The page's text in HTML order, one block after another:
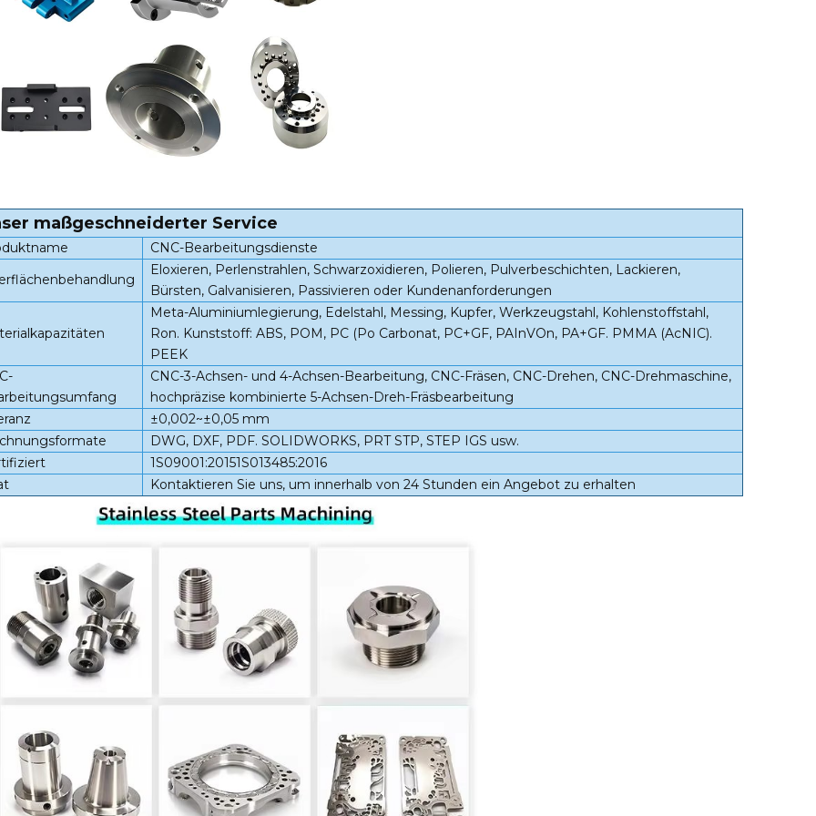
maßgeschneiderter Service
CNC-Bearbeitungsdienste
Eloxieren, Perlenstrahlen, Schwarzoxidieren, Polieren, Pulverbeschichten, Lackieren,
Bürsten, Galvanisieren, Passivieren oder Kundenanforderungen
Meta-Aluminiumlegierung, Edelstahl, Messing, Kupfer, Werkzeugstahl, Kohlenstoffstahl,
Ron. Kunststoff: ABS, POM, PC (Po Carbonat, PC+GF, PAInVOn, PA+GF. PMMA (AcNIC).
PEEK
CNC-3-Achsen- und 4-Achsen-Bearbeitung, CNC-Fräsen, CNC-Drehen, CNC-Drehmaschine,
hochpräzise kombinierte 5-Achsen-Dreh-Fräsbearbeitung
±0,002~±0,05 mm
DWG, DXF, PDF. SOLIDWORKS, PRT STP, STEP IGS usw.
1S09001:20151S013485:2016
Kontaktieren Sie uns, um innerhalb von 24 Stunden ein Angebot zu erhalten